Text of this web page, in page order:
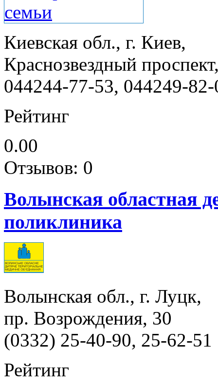
Киевская обл., г. Киев,
Краснозвездный
044244-77-53, 044249-
Рейтинг
0.00
Отзывов: 0
Волынская областная
поликлиника
Волынская обл., г. Луцк,
пр. Возрождения, 30
(0332) 25-40-90, 25-62-51
Рейтинг